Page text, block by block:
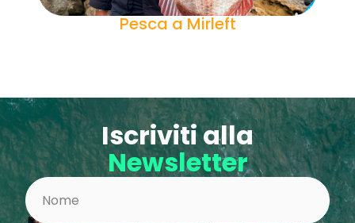
Pesca a Mirleft
Iscriviti alla
Newsletter